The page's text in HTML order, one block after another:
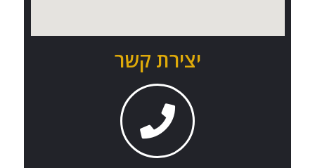
יצירת קשר